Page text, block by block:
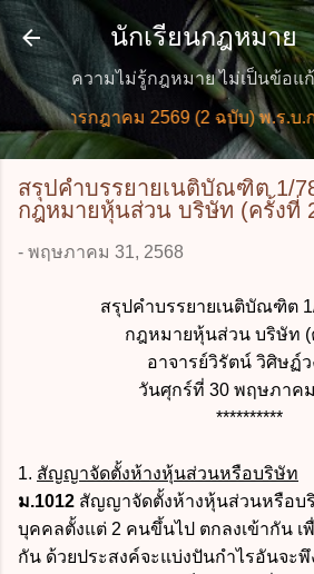
ข้ามไปที่เนื้อหาห
นักเรียนกฎหมาย
ความไม่รู้กฎหมาย ไม่เป็นข้อแ
กรกฎาคม 2569 (2 ฉบับ) พ.ร.บ.การอ
สรุปคำบรรยายเนติบัณฑิต 1/
กฎหมายหุ้นส่วน บริษัท (ครั้งที่
- พฤษภาคม 31, 2568
สรุปคำบรรยายเนติบัณฑิต
กฎหมายหุ้นส่วน บริษัท (
อาจารย์วิรัตน์ วิศิษฏ์ว
วันศุกร์ที่ 30 พฤษภาค
**********
1. สัญญาจัดตั้งห้างหุ้นส่วนหรือบริษัท
ม.1012 สัญญาจัดตั้งห้างหุ้นส่วนหรือ
บุคคลตั้งแต่ 2 คนขึ้นไป ตกลงเข้ากัน เ
กัน ด้วยประสงค์จะแบ่งปันกำไรอันจะ